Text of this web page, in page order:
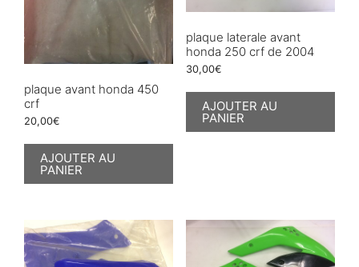
plaque avant honda 450
crf
20,00€
AJOUTER AU
PANIER
plaque laterale avant
honda 250 crf de 2004
30,00€
AJOUTER AU
PANIER